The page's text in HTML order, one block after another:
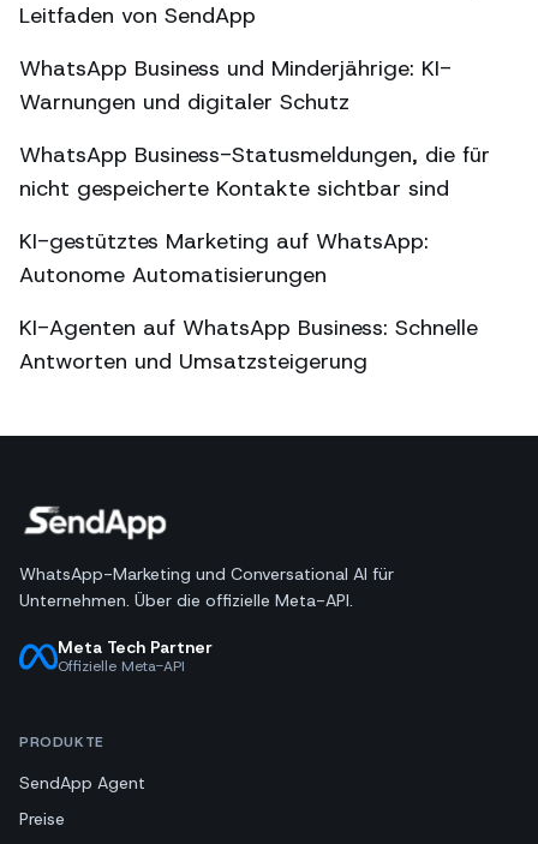
Leitfaden von SendApp
WhatsApp Business und Minderjährige: KI-
Warnungen und digitaler Schutz
WhatsApp Business-Statusmeldungen, die für
nicht gespeicherte Kontakte sichtbar sind
KI-gestütztes Marketing auf WhatsApp:
Autonome Automatisierungen
KI-Agenten auf WhatsApp Business: Schnelle
Antworten und Umsatzsteigerung
WhatsApp-Marketing und Conversational AI für
Unternehmen. Über die offizielle Meta-API.
Meta Tech Partner
Offizielle Meta-API
PRODUKTE
SendApp Agent
Preise